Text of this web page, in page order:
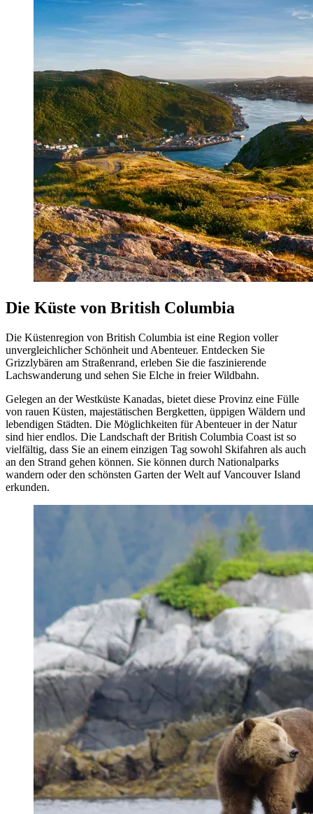
Die Küste von British Columbia
Die Küstenregion von British Columbia ist eine Region voller
unvergleichlicher Schönheit und Abenteuer. Entdecken Sie
Grizzlybären am Straßenrand, erleben Sie die faszinierende
Lachswanderung und sehen Sie Elche in freier Wildbahn.
Gelegen an der Westküste Kanadas, bietet diese Provinz eine Fülle
von rauen Küsten, majestätischen Bergketten, üppigen Wäldern und
lebendigen Städten. Die Möglichkeiten für Abenteuer in der Natur
sind hier endlos. Die Landschaft der British Columbia Coast ist so
vielfältig, dass Sie an einem einzigen Tag sowohl Skifahren als auch
an den Strand gehen können. Sie können durch Nationalparks
wandern oder den schönsten Garten der Welt auf Vancouver Island
erkunden.